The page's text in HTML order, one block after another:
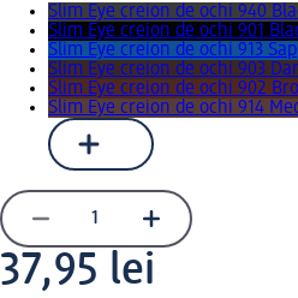
Slim Eye creion de ochi 940
Slim Eye creion de ochi 901
Slim Eye creion de ochi 913
Slim Eye creion de ochi 903
Slim Eye creion de ochi 902
Slim Eye creion de ochi 914
37,95 lei